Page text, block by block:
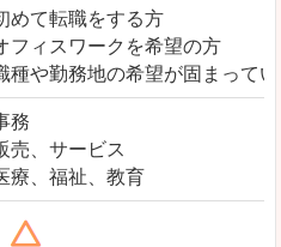
「東かがわ市」の
ージを見てみる
めて転職をする方
フィスワークを希望の方
種や勤務地の希望が固まって
務
売、サービス
療、福祉、教育